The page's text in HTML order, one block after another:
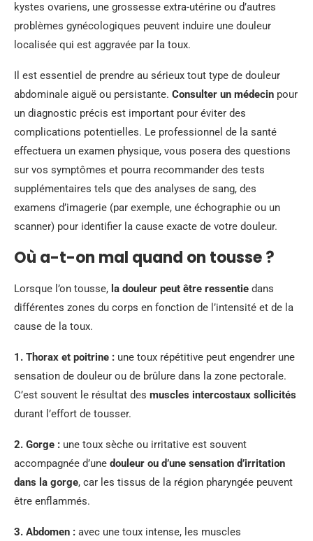
kystes ovariens, une grossesse extra-utérine ou d’autres
problèmes gynécologiques peuvent induire une douleur
localisée qui est aggravée par la toux.
Il est essentiel de prendre au sérieux tout type de douleur
abdominale aiguë ou persistante. Consulter un médecin pour
un diagnostic précis est important pour éviter des
complications potentielles. Le professionnel de la santé
effectuera un examen physique, vous posera des questions
sur vos symptômes et pourra recommander des tests
supplémentaires tels que des analyses de sang, des
examens d’imagerie (par exemple, une échographie ou un
scanner) pour identifier la cause exacte de votre douleur.
Où a-t-on mal quand on tousse ?
Lorsque l’on tousse, la douleur peut être ressentie dans
différentes zones du corps en fonction de l’intensité et de la
cause de la toux.
1. Thorax et poitrine : une toux répétitive peut engendrer une
sensation de douleur ou de brûlure dans la zone pectorale.
C’est souvent le résultat des muscles intercostaux sollicités
durant l’effort de tousser.
2. Gorge : une toux sèche ou irritative est souvent
accompagnée d’une douleur ou d’une sensation d’irritation
dans la gorge, car les tissus de la région pharyngée peuvent
être enflammés.
3. Abdomen : avec une toux intense, les muscles